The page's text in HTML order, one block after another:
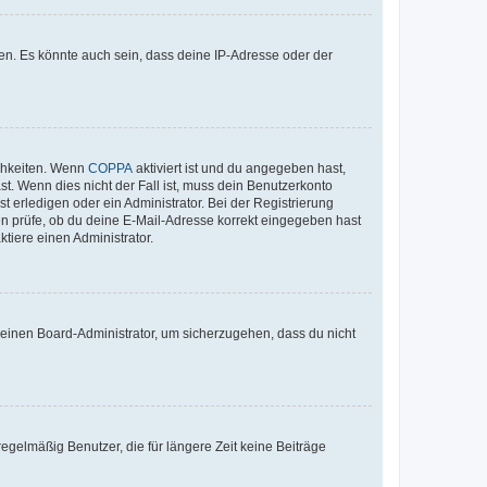
Es könnte auch sein, dass deine IP-Adresse oder der
Wenn COPPA aktiviert ist und du angegeben hast,
Wenn dies nicht der Fall ist, muss dein Benutzerkonto
erledigen oder ein Administrator. Bei der Registrierung
prüfe, ob du deine E-Mail-Adresse korrekt eingegeben hast
einen Administrator.
Board-Administrator, um sicherzugehen, dass du nicht
Benutzer, die für längere Zeit keine Beiträge